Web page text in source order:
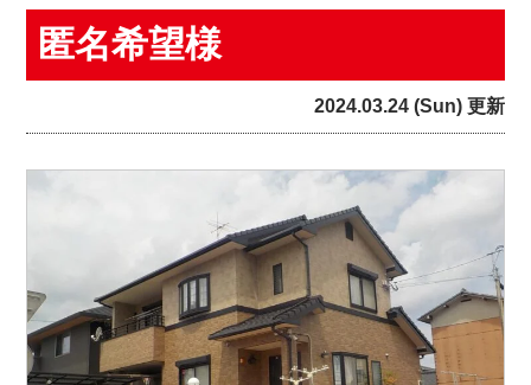
匿名希望様
2024.03.24 (Sun) 更新